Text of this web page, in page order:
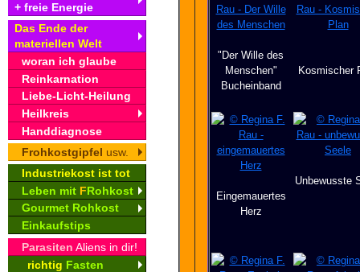
+ freie Energie
Das Ende der
materiellen Welt
woran ich glaube
Reinkarnation
Liebe-Licht-Heilung
Heilkreis
Handdiagnose
Frohkostgipfel usw.
Industriekost ist tot
Leben mit FRohkost
Gourmet Rohkost
Einkaufstips
Parasiten Aliens in dir!
richtig Fasten
"Der Wille des
Menschen"
Bucheinband
Kosmischer
Eingemauertes
Herz
Unbewusste